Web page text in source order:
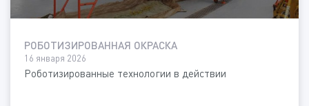
РОБОТИЗИРОВАННАЯ ОКРАСКА
16 января 2026
Роботизированные технологии в действии